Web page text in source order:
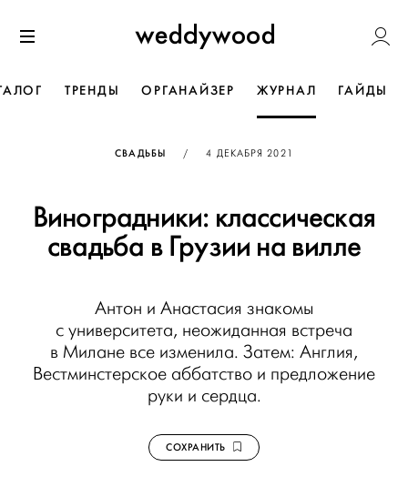
к содержанию
Weddywood
ТРЕНДЫ ОРГАНАЙЗЕР ЖУРНАЛ ГАЙДЫ
СВАДЬБЫ / ОПУБЛИКОВАНО
4 ДЕКАБРЯ 2021
Виноградники: классическая
свадьба в Грузии на вилле
Антон и Анастасия знакомы
с университета, неожиданная встреча
в Милане все изменила. Затем: Англия,
Вестминстерское аббатство и предложение
руки и сердца.
СОХРАНИТЬ